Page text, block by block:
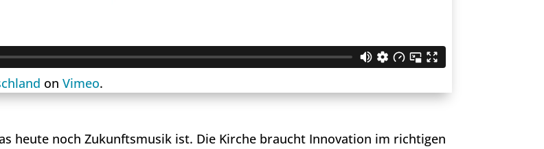
onVimeo.
heute noch Zukunftsmusik ist. Die Kirche braucht Innovation im richtigen